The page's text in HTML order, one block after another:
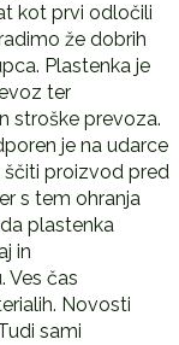
kot prvi odločili
že dobrih
Plastenka je
ter
stroške prevoza.
je na udarce
ščiti proizvod pred
s tem ohranja
plastenka
in
Ves čas
Novosti
sami